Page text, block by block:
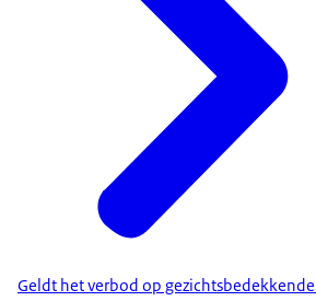
Geldt het verbod op